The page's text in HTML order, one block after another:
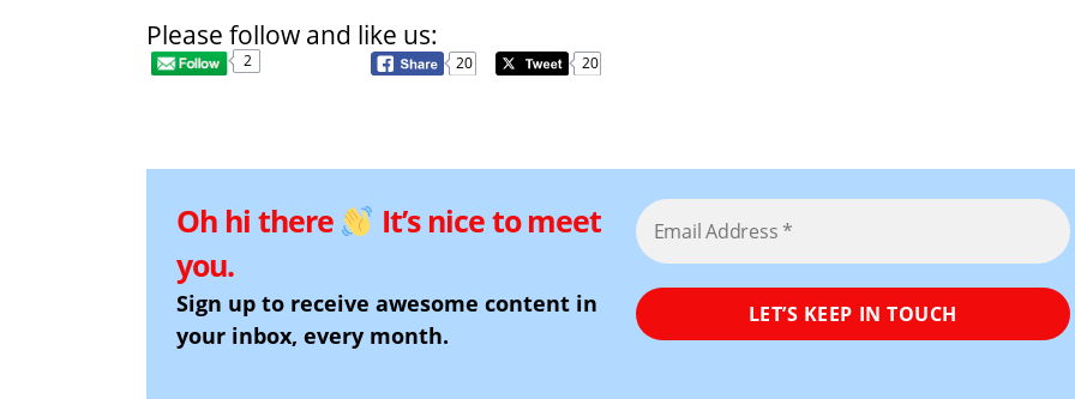
Please follow and like us:
2 20 20
Oh hi there
It’s nice to meet
you.
Sign up to receive awesome content in
your inbox, every month.